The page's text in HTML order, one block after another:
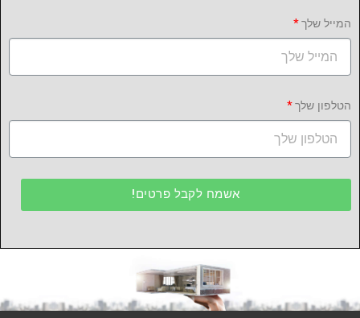
המייל שלך
הטלפון שלך
אשמח לקבל פרטים!